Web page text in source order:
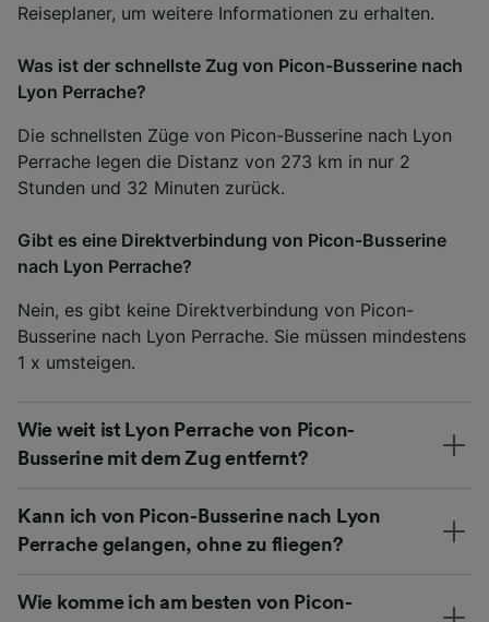
Reiseplaner, um weitere Informationen zu erhalten.
Was ist der schnellste Zug von Picon-Busserine nach
Lyon Perrache?
Die schnellsten Züge von Picon-Busserine nach Lyon
Perrache legen die Distanz von 273 km in nur 2
Stunden und 32 Minuten zurück.
Gibt es eine Direktverbindung von Picon-Busserine
nach Lyon Perrache?
Nein, es gibt keine Direktverbindung von Picon-
Busserine nach Lyon Perrache. Sie müssen mindestens
1 x umsteigen.
Wie weit ist Lyon Perrache von Picon-
Busserine mit dem Zug entfernt?
Kann ich von Picon-Busserine nach Lyon
Perrache gelangen, ohne zu fliegen?
Wie komme ich am besten von Picon-